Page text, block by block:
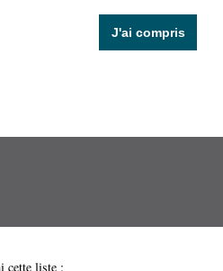
J'ai compris
cette liste :